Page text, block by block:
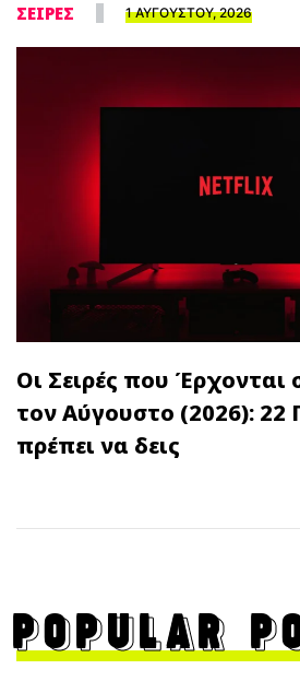
ΣΕΙΡΕΣ 1 ΑΥΓΟΥΣΤΟΥ, 2026
Οι Σειρές που
τον Αύγουστο (2026): 22
πρέπει να δεις
POPULAR